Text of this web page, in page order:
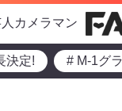
カメラマン
決定! # M-1グ